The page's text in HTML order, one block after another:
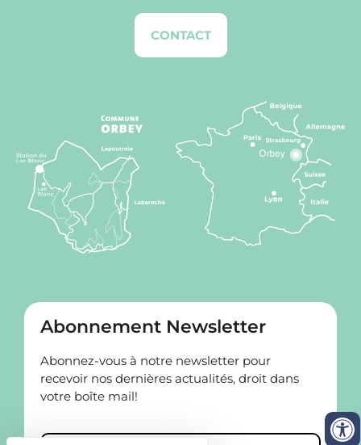
CONTACT
Abonnement Newsletter
Abonnez-vous à notre newsletter pour
recevoir nos dernières actualités, droit dans
votre boîte mail!